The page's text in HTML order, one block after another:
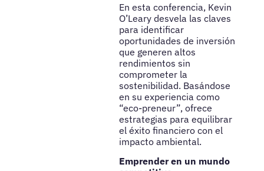
En esta conferencia, Kevin
O’Leary desvela las claves
para identificar
oportunidades de inversión
que generen altos
rendimientos sin
comprometer la
sostenibilidad. Basándose
en su experiencia como
“eco-preneur”, ofrece
estrategias para equilibrar
el éxito financiero con el
impacto ambiental.
Emprender en un mundo